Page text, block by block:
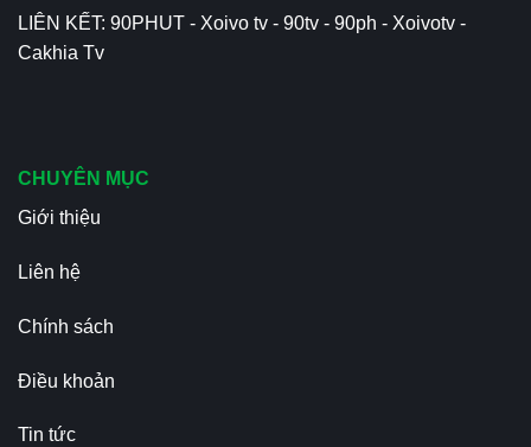
LIÊN KẾT: 90PHUT - Xoivo tv - 90tv - 90ph - Xoivotv -
Cakhia Tv
CHUYÊN MỤC
Giới thiệu
Liên hệ
Chính sách
Điều khoản
Tin tức